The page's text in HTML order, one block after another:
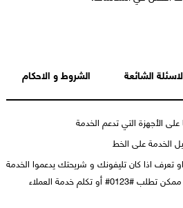
الشائعة الشروط و الاحكام
الأجهزة التي تدعم الخدمة
الخدمة على الخط
اذا كان تليفونك و شريحتك يدعموا الخدمة
عن طريق أبليكشن اورنچ او ممكن تطلب #0123# أو تكلم خدمة العملاء